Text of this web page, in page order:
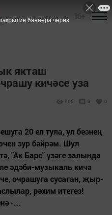
якташ
кичәсе уза
965 0 0
20 ел тула, ул безнең
зур бәйрәм. Шул
"Ак Барс" үзәге залында
әдәби-музыкаль кичә
очрашуга сусаган, җыр-
рәхим итегез!
-...
баннера через